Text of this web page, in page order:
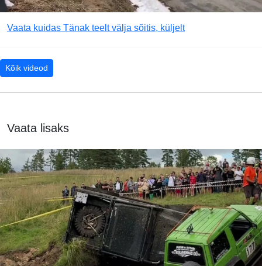
Vaata kuidas Tänak teelt välja sõitis, küljelt
Kõik videod
Vaata lisaks